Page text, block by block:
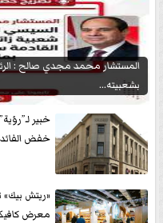
المستشار محمد مجدي صالح :
بشعبيته...
خبير
خفض
«ريتش
معرض كافيكس2026 وتطرح 10